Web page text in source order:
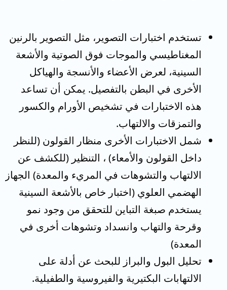
تستخدم اختبارات التصوير، مثل التصوير بالرنين
المغناطيسي والموجات فوق الصوتية والأشعة
السينية، لعرض الأعضاء والأنسجة والهياكل
الأخرى في البطن بالتفصيل. يمكن أن تساعد
هذه الاختبارات في تشخيص الأورام والكسور
والتمزقات والالتهاب.
شمل الاختبارات الأخرى منظار القولون (للنظر
داخل القولون والأمعاء) ، التنظير (للكشف عن
الالتهاب والتشوهات في المريء والمعدة) الجهاز
الهضمي العلوي (اختبار خاص بالأشعة السينية
يستخدم صبغة التباين للتحقق من وجود نمو
وقرحة والتهاب وانسداد وتشوهات أخرى في
المعدة)
تحليل البول والبراز للبحث عن أدلة على
الالتهابات البكتيرية والفيروسية والطفيلية.